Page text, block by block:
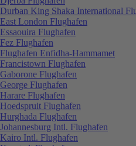
Durban King Shaka International
East London Flughafen
Essaouira Flughafen
Fez Flughafen
Flughafen Enfidha-Hammamet
Francistown Flughafen
Gaborone Flughafen
George Flughafen
Harare Flughafen
Hoedspruit Flughafen
Hurghada Flughafen
Johannesburg Intl. Flughafen
Kairo Intl. Flughafen